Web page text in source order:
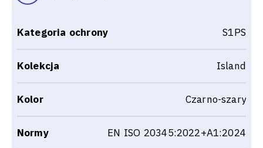
Kategoria ochrony S1PS
Kolekcja Island
Kolor Czarno-szary
Normy EN ISO 20345:2022+A1:2024